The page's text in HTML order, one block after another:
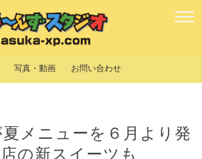
写真・動画 お問い合わせ
メニューを６月より発
の新スイーツも